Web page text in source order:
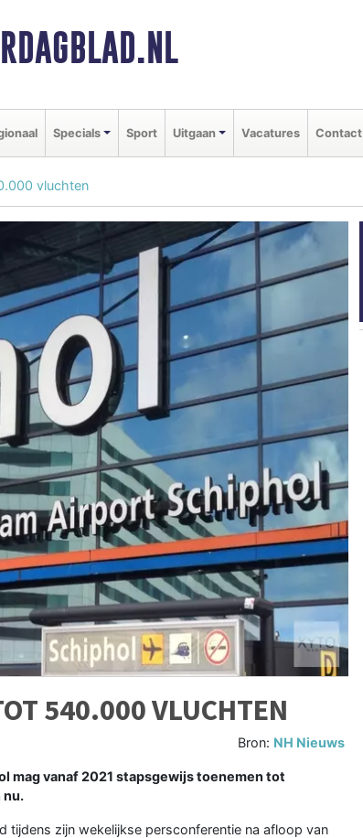
Specials Sport Uitgaan Vacatures Contact
vluchten
540.000 VLUCHTEN
Bron: NH Nieuws
mag vanaf 2021 stapsgewijs toenemen tot
nu.
zijn wekelijkse persconferentie na afloop van